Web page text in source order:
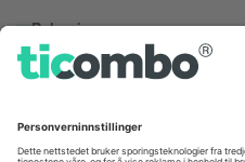
Bulgaria
Regus Sofia City West, bul
Totleben 53-55, 1606 Sofia,
Mexico